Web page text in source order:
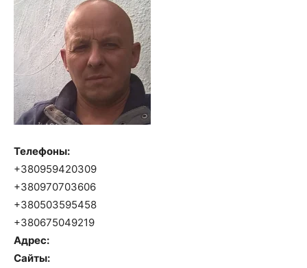
Телефоны:
+380959420309
+380970703606
+380503595458
+380675049219
Адрес:
Сайты: